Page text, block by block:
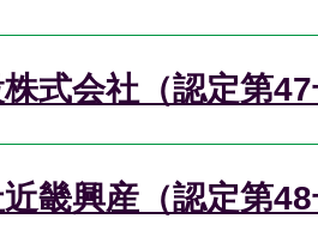
式会社（認定第
畿興産（認定第